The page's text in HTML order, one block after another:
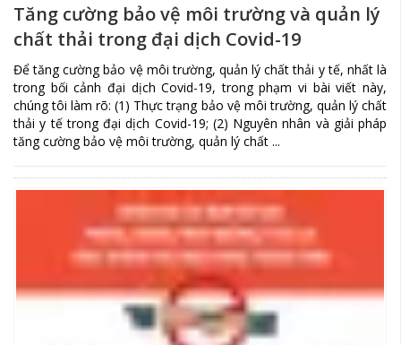
Tăng cường bảo vệ môi trường và quản lý
chất thải trong đại dịch Covid-19
Để tăng cường bảo vệ môi trường, quản lý chất thải y tế, nhất là
trong bối cảnh đại dịch Covid-19, trong phạm vi bài viết này,
chúng tôi làm rõ: (1) Thực trạng bảo vệ môi trường, quản lý chất
thải y tế trong đại dịch Covid-19; (2) Nguyên nhân và giải pháp
tăng cường bảo vệ môi trường, quản lý chất ...